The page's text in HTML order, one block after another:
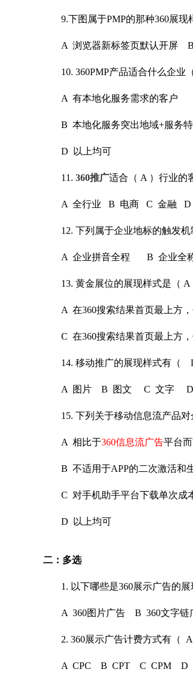
9.下图属于PMP的那种360展现
A 浏览器新标签页默认开屏
10. 360PMP产品适合什么企业
A 有本地化服务需求的客户
B 本地化服务突出地域+服务
D 以上均可
11. 360推广适合（ A ）行业的
A 全行业 B 电商 C 金融 D
12. 下列属于企业地标的触发机
A 企业拼音全程 B 企业全
13. 黄金展位的展现样式是（ A
A 在360搜索结果首页最上方
C 在360搜索结果首页最上方
14. 移动推广的展现样式有（
A 图片 B 图文 C 文字 D
15. 下列关于移动信息流产品
A 相比于360信息流广告平台
B 不适用于APP的二次激活和
C 对手机助手平台下载单次成
D 以上均可
二：多选
1. 以下哪些是360展示广告的
A 360图片广告 B 360文字链
2. 360展示广告计费方式有（
A CPC B CPT C CPM D